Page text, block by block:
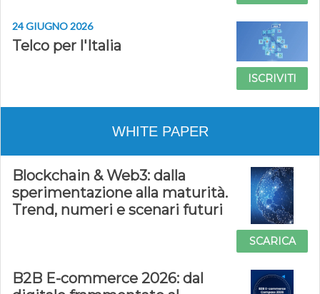
24 GIUGNO 2026
Telco per l'Italia
ISCRIVITI
WHITE PAPER
Blockchain & Web3: dalla
sperimentazione alla maturità.
Trend, numeri e scenari futuri
SCARICA
B2B E-commerce 2026: dal